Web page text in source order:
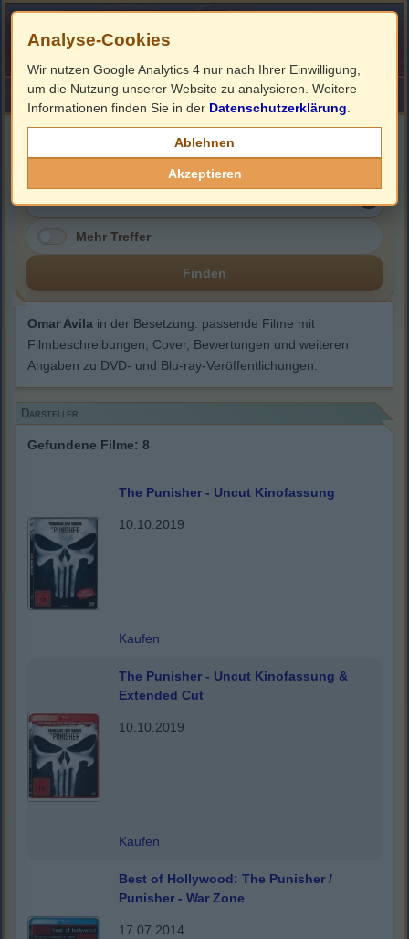
HOME ImpressumLinks
Mehr Treffer
Finden
Omar Avila in der Besetzung: passende Filme mit
Filmbeschreibungen, Cover, Bewertungen und weiteren
Angaben zu DVD- und Blu-ray-Veröffentlichungen.
Darsteller
Gefundene Filme: 8
The Punisher - Uncut Kinofassung
10.10.2019
Kaufen
The Punisher - Uncut Kinofassung &
Extended Cut
10.10.2019
Kaufen
Best of Hollywood: The Punisher /
Punisher - War Zone
17.07.2014
Analyse-Cookies
Wir nutzen Google Analytics 4 nur nach Ihrer Einwilligung,
um die Nutzung unserer Website zu analysieren. Weitere
Informationen finden Sie in der Datenschutzerklärung
Ablehnen
Akzeptieren